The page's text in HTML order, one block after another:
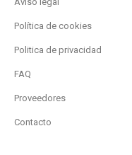
Política de cookies
Politica de privacidad
FAQ
Proveedores
Contacto